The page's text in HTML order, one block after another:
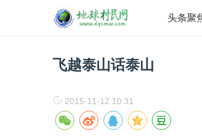
头条聚
飞越泰山话泰山
2015-11-12 10:31